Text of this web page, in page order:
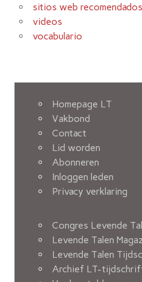
sitios web recomendados
videos
vocabulario
Homepage LT
Vakbond
Contact
Lid worden
Abonneren
Inloggen leden
Privacy verklaring
Congres Levende
Levende Talen
Levende Talen
Archief LT-